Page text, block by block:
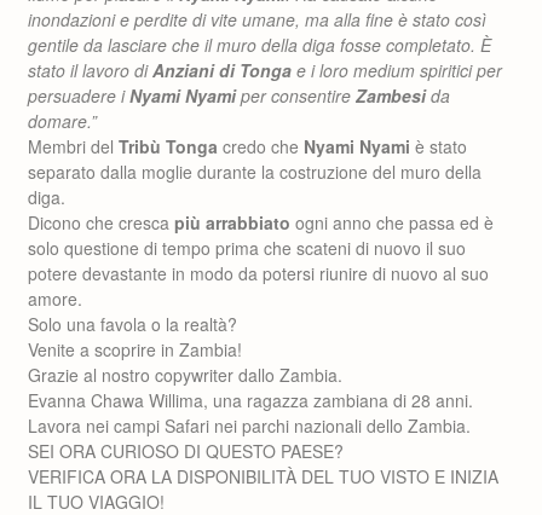
inondazioni e perdite di vite umane, ma alla fine è stato così
gentile da lasciare che il muro della diga fosse completato. È
stato il lavoro diAnziani di Tonga e i loro medium spiritici per
persuadere iNyami Nyamiper consentire Zambesida
domare.”
Membri del Tribù Tonga credo che Nyami Nyami è stato
separato dalla moglie durante la costruzione del muro della
diga.
Dicono che cresca più arrabbiato ogni anno che passa ed è
solo questione di tempo prima che scateni di nuovo il suo
potere devastante in modo da potersi riunire di nuovo al suo
amore.
Solo una favola o la realtà?
Venite a scoprire in Zambia!
Grazie al nostro copywriter dallo Zambia.
Evanna Chawa Willima, una ragazza zambiana di 28 anni.
Lavora nei campi Safari nei parchi nazionali dello Zambia.
SEI ORA CURIOSO DI QUESTO PAESE?
VERIFICA ORA LA DISPONIBILITÀ DEL TUO VISTO E INIZIA
IL TUO VIAGGIO!